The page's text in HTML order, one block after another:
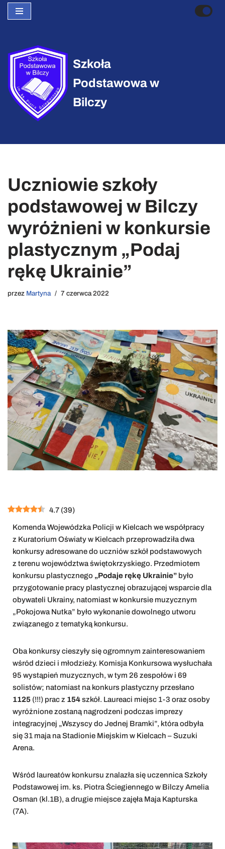
treści
Szkoła
Podstawowa w
Bilczy
Uczniowie szkoły
podstawowej w Bilczy
wyróżnieni w konkursie
plastycznym „Podaj
rękę Ukrainie”
przez Martyna 7 czerwca 2022
4.7 (39)
Komenda Wojewódzka Policji w Kielcach we współpracy
z Kuratorium Oświaty w Kielcach przeprowadziła dwa
konkursy adresowane do uczniów szkół podstawowych
z terenu województwa świętokrzyskiego. Przedmiotem
konkursu plastycznego „Podaje rękę Ukrainie” było
przygotowanie pracy plastycznej obrazującej wsparcie dla
obywateli Ukrainy, natomiast w konkursie muzycznym
„Pokojowa Nutka” było wykonanie dowolnego utworu
związanego z tematyką konkursu.
Oba konkursy cieszyły się ogromnym zainteresowaniem
wśród dzieci i młodzieży. Komisja Konkursowa wysłuchała
95 wystąpień muzycznych, w tym 26 zespołów i 69
solistów; natomiast na konkurs plastyczny przesłano
1125 (!!!) prac z 154szkół. Laureaci miejsc 1-3 oraz osoby
wyróżnione zostaną nagrodzeni podczas imprezy
integracyjnej „Wszyscy do Jednej Bramki”, która odbyła
się 31 maja na Stadionie Miejskim w Kielcach – Suzuki
Arena.
Wśród laureatów konkursu znalazła się uczennica Szkoły
Podstawowej im. ks. Piotra Ściegiennego w Bilczy Amelia
Osman (kl.1B), a drugie miejsce zajęła Maja Kapturska
(7A).